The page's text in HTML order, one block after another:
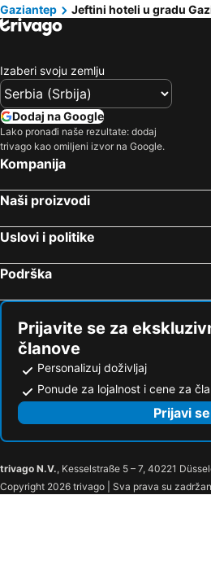
Gaziantep
Jeftini hoteli u gradu
Izaberi svoju zemlju
Dodaj na Google
Lako pronađi naše rezultate: dodaj
trivago kao omiljeni izvor na Google.
Kompanija
Naši proizvodi
Uslovi i politike
Podrška
Prijavite se za
članove
Personalizuj doživljaj
Ponude za lojalnost i cene za
Prijavi se
trivago N.V., Kesselstraße 5 – 7, 40221
Copyright 2026 trivago | Sva prava su